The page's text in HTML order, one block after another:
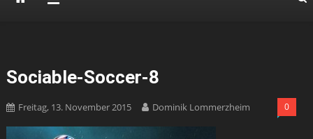
Sociable-Soccer-8
Freitag, 13. November 2015 Dominik Lommerzheim 0